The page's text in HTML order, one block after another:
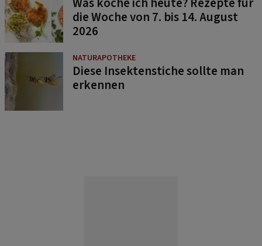
die Woche von 7. bis 14. August
2026
NATURAPOTHEKE
Diese Insektenstiche sollte man
erkennen